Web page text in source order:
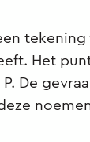
Het
De